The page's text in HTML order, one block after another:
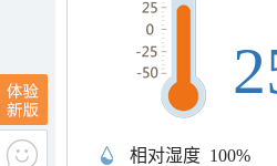
相对湿度 100%